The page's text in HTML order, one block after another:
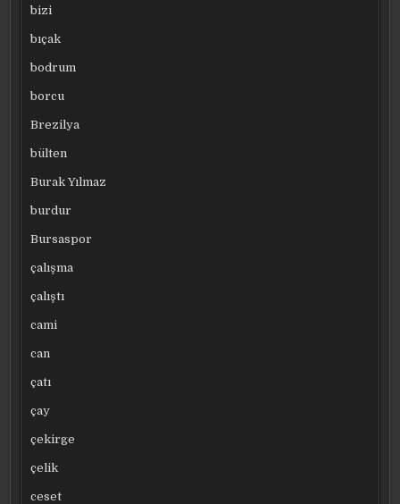
bizi
bıçak
bodrum
borcu
Brezilya
bülten
Burak Yılmaz
burdur
Bursaspor
çalışma
çalıştı
cami
can
çatı
çay
çekirge
çelik
ceset